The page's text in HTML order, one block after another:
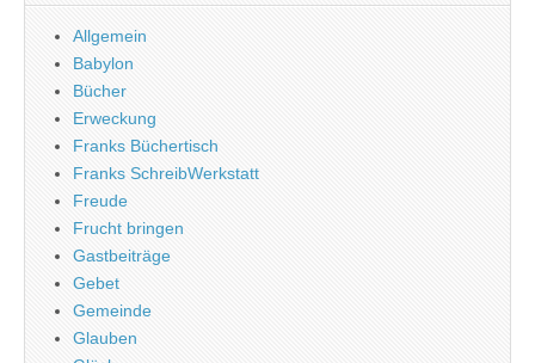
Allgemein
Babylon
Bücher
Erweckung
Franks Büchertisch
Franks SchreibWerkstatt
Freude
Frucht bringen
Gastbeiträge
Gebet
Gemeinde
Glauben